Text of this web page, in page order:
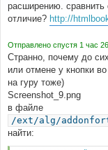
щ
е
н
расширению. сравнить
отличие? http://
Отправлено спустя 1 час
Странно, почему до
или отмене у кнопки
на гуру тоже)
Screenshot_9.png
в файле
/ext/alg/
найти: